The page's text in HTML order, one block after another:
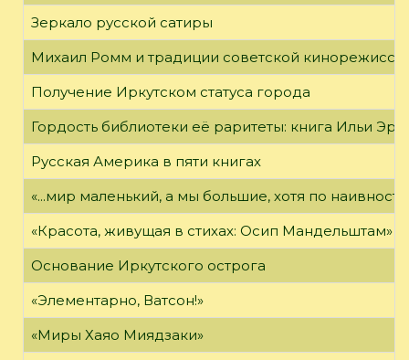
Зеркало русской сатиры
Михаил Ромм и традиции советской
Получение Иркутском статуса города
Гордость библиотеки её раритеты: книга Ильи
Русская Америка в пяти книгах
«...мир маленький, а мы большие, хотя по
«Красота, живущая в стихах: Осип Мандельштам»
Основание Иркутского острога
«Элементарно, Ватсон!»
«Миры Хаяо Миядзаки»